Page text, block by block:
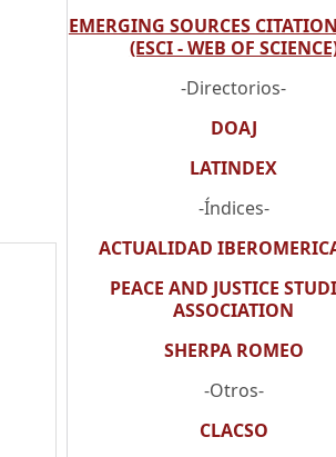
EMERGING SOURCES
(ESCI - WEB OF
-Directorios-
DOAJ
LATINDEX
-Índices-
ACTUALIDAD
PEACE AND JUSTICE
ASSOCIATION
SHERPA ROMEO
-Otros-
CLACSO